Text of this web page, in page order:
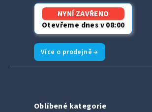
NYNÍ ZAVŘENO
Otevřeme dnes v 08:00
Více o prodejně →
Oblíbené kategorie